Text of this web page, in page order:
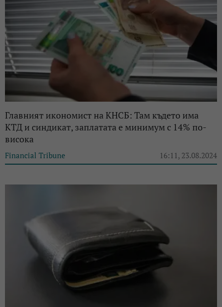
Главният икономист на КНСБ: Там където има
КТД и синдикат, заплатата е минимум с 14% по-
висока
Financial Tribune 16:11, 23.08.2024